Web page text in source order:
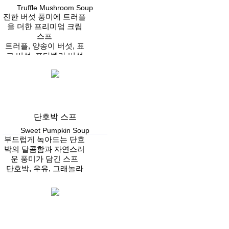
Truffle Mushroom Soup
진한 버섯 풍미에 트러플
을 더한 프리미엄 크림
스프
트러플, 양송이 버섯, 표
고 버섯, 포타벨라 버섯
단호박 스프
Sweet Pumpkin Soup
부드럽게 녹아드는 단호
박의 달콤함과 자연스러
운 풍미가 담긴 스프
단호박, 우유, 그래놀라